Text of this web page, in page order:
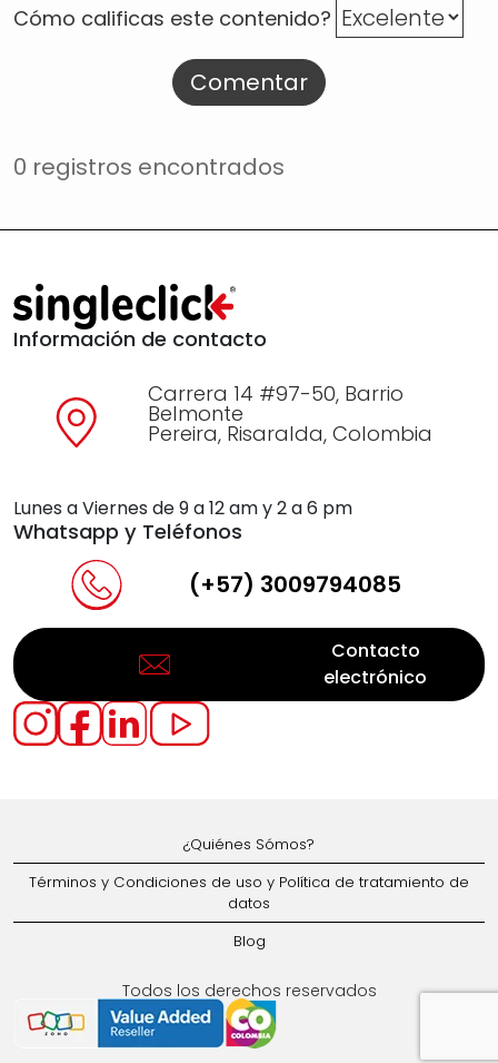
Cómo calificas este contenido?
Comentar
0 registros encontrados
Información de contacto
Carrera 14 #97-50, Barrio
Belmonte
Pereira, Risaralda, Colombia
Lunes a Viernes de 9 a 12 am y 2 a 6 pm
Whatsapp y Teléfonos
(+57) 3009794085
Contacto
electrónico
¿Quiénes Sómos?
Términos y Condiciones de uso y Política de tratamiento de
datos
Blog
Todos los derechos reservados